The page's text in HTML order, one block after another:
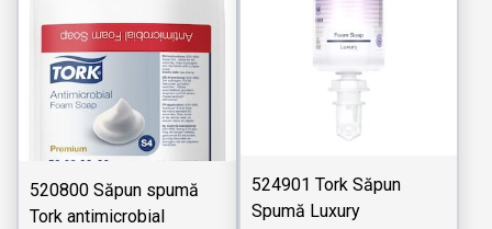
520800 Săpun spumă
Tork antimicrobial
524901 Tork Săpun
Spumă Luxury